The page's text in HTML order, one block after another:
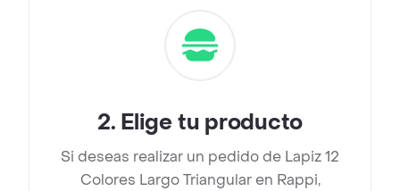
2. Elige tu producto
Si deseas realizar un pedido de Lapiz 12
Colores Largo Triangular en Rappi,